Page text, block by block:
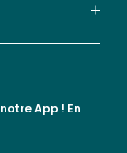
App ! En